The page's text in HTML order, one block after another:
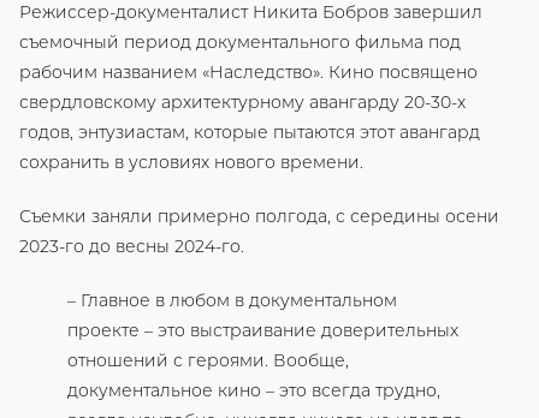
Режиссер-документалист Никита Бобров завершил
съемочный период документального фильма под
рабочим названием «Наследство». Кино посвящено
свердловскому архитектурному авангарду 20-30-х
годов, энтузиастам, которые пытаются этот авангард
сохранить в условиях нового времени.
Съемки заняли примерно полгода, с середины осени
2023-го до весны 2024-го.
– Главное в любом в документальном
проекте – это выстраивание доверительных
отношений с героями. Вообще,
документальное кино – это всегда трудно,